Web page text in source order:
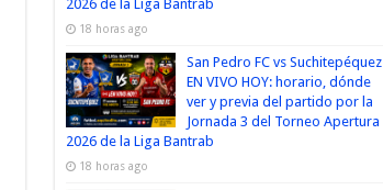
2026 de la Liga Bantrab
18 horas ago
San Pedro FC vs Suchitepéquez
EN VIVO HOY: horario, dónde
ver y previa del partido por la
Jornada 3 del Torneo Apertura
2026 de la Liga Bantrab
18 horas ago